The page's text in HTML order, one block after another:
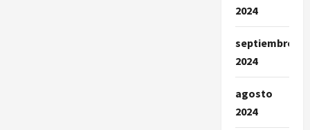
2024
septiembre
2024
agosto
2024